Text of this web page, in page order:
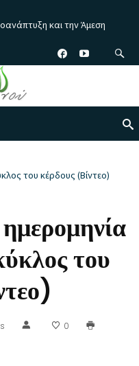
και την Άμεση
του κέρδους (Βίντεο)
του
0